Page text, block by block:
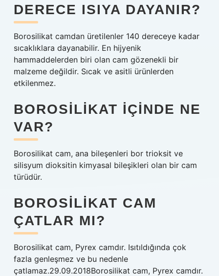
DERECE ISIYA DAYANIR?
Borosilikat camdan üretilenler 140 dereceye kadar
sıcaklıklara dayanabilir. En hijyenik
hammaddelerden biri olan cam gözenekli bir
malzeme değildir. Sıcak ve asitli ürünlerden
etkilenmez.
BOROSILIKAT IÇINDE NE
VAR?
Borosilikat cam, ana bileşenleri bor trioksit ve
silisyum dioksitin kimyasal bileşikleri olan bir cam
türüdür.
BOROSILIKAT CAM
ÇATLAR MI?
Borosilikat cam, Pyrex camdır. Isıtıldığında çok
fazla genleşmez ve bu nedenle
çatlamaz.29.09.2018Borosilikat cam, Pyrex camdır.